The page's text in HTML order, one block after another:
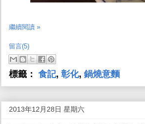
繼續閱讀 »
留言(5)
標籤： 食記, 彰化, 鍋燒意麵
2013年12月28日 星期六